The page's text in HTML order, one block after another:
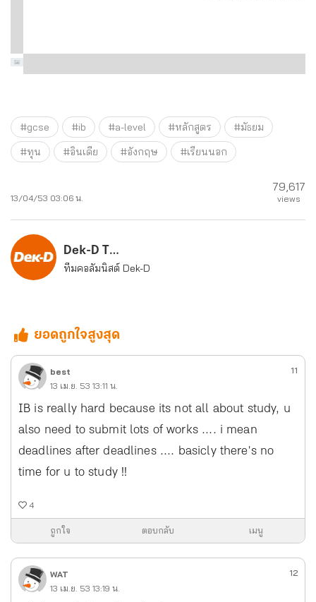
#gcse #ib #a-level #หลักสูตร
#มัธยม
#ทุน
#อินเดีย #อังกฤษ #เรียนนอก
13/04/53 03:06 น.
79,617
views
Dek-D Team
ทีมคอลัมนิสต์ Dek-D
ยอดถูกใจสูงสุด
best
13 เม.ย. 53 13:11 น.
11
IB is really hard because its not all about study, u
also need to submit lots of works .... i mean
deadlines after deadlines .... basicly there's no
time for u to study !!
4
ถูกใจ ตอบกลับ เมนู
WAT
13 เม.ย. 53 13:19 น.
12